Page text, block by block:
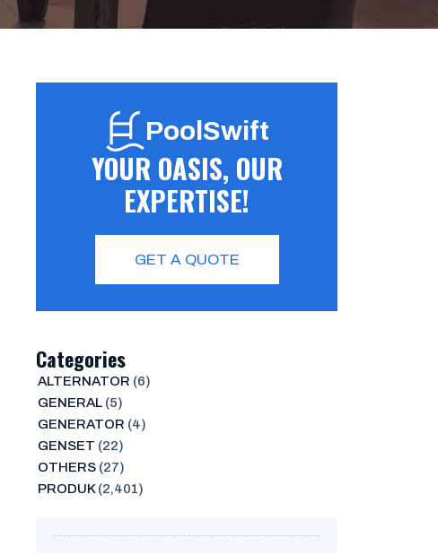
PoolSwift
YOUR OASIS, OUR
EXPERTISE!
GET A QUOTE
Categories
ALTERNATOR (6)
GENERAL(5)
GENERATOR (4)
GENSET (22)
OTHERS(27)
PRODUK(2,401)